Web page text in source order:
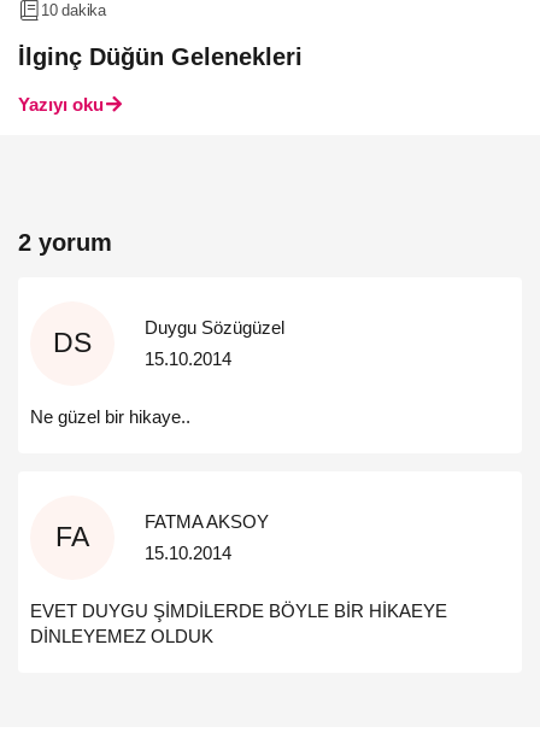
10 dakika
İlginç Düğün Gelenekleri
Yazıyı oku
2 yorum
DS
Duygu Sözügüzel
15.10.2014
Ne güzel bir hikaye..
FA
FATMA AKSOY
15.10.2014
EVET DUYGU ŞİMDİLERDE BÖYLE BİR HİKAEYE
DİNLEYEMEZ OLDUK